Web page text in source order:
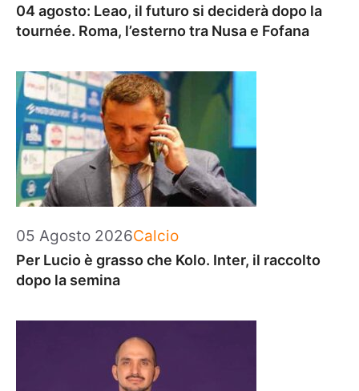
04 agosto: Leao, il futuro si deciderà dopo la
tournée. Roma, l’esterno tra Nusa e Fofana
05 Agosto 2026Categorie
Calcio
Per Lucio è grasso che Kolo. Inter, il raccolto
dopo la semina